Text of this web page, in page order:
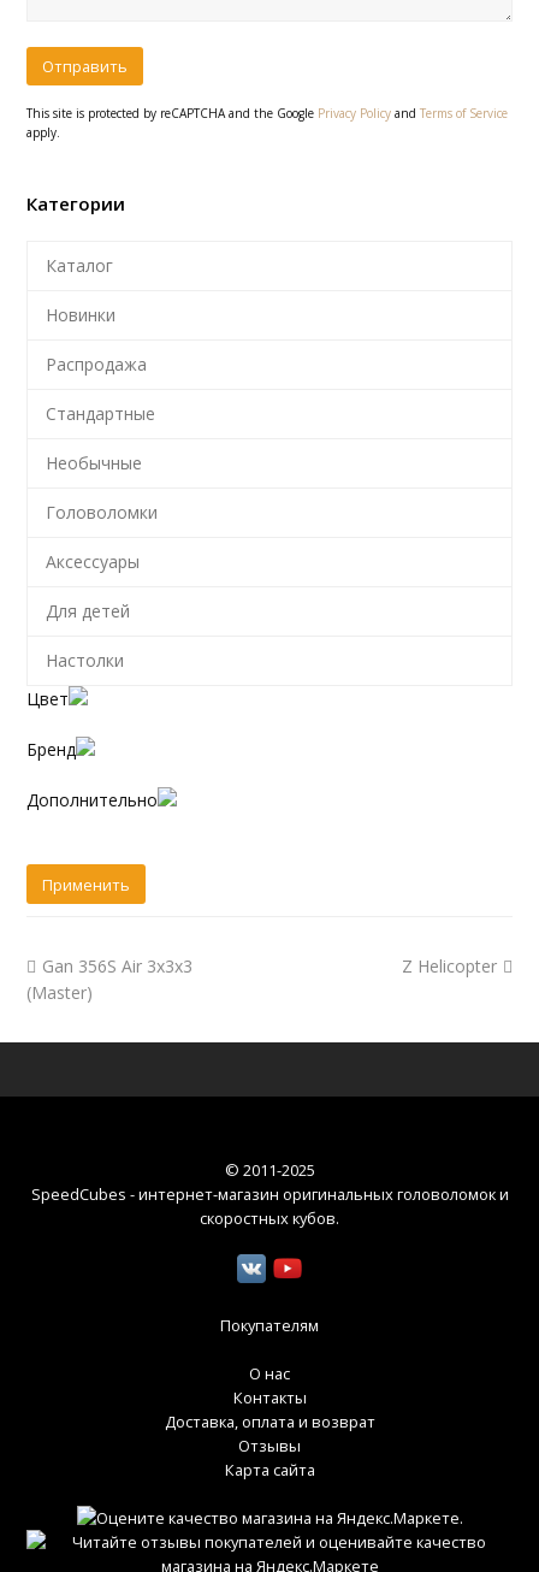
This site is protected by reCAPTCHA and the Google Privacy Policy andTerms of Service
apply.
Категории
Каталог
Новинки
Распродажа
Стандартные
Необычные
Головоломки
Аксессуары
Для детей
Настолки
Цвет
Бренд
Дополнительно
Gan 356S Air 3x3x3
(Master)
Z Helicopter
© 2011-2025
SpeedCubes - интернет-магазин оригинальных головоломок и
скоростных кубов.
Покупателям
О нас
Контакты
Доставка, оплата и возврат
Отзывы
Карта сайта